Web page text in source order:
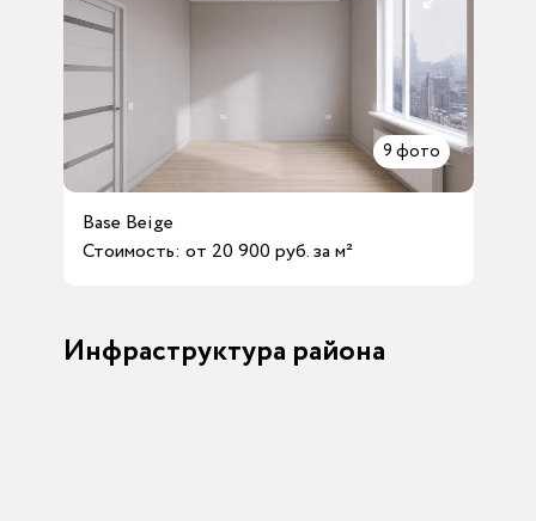
9 фото
Base Beige
Стоимость: от 20 900 руб. за м²
Инфраструктура района